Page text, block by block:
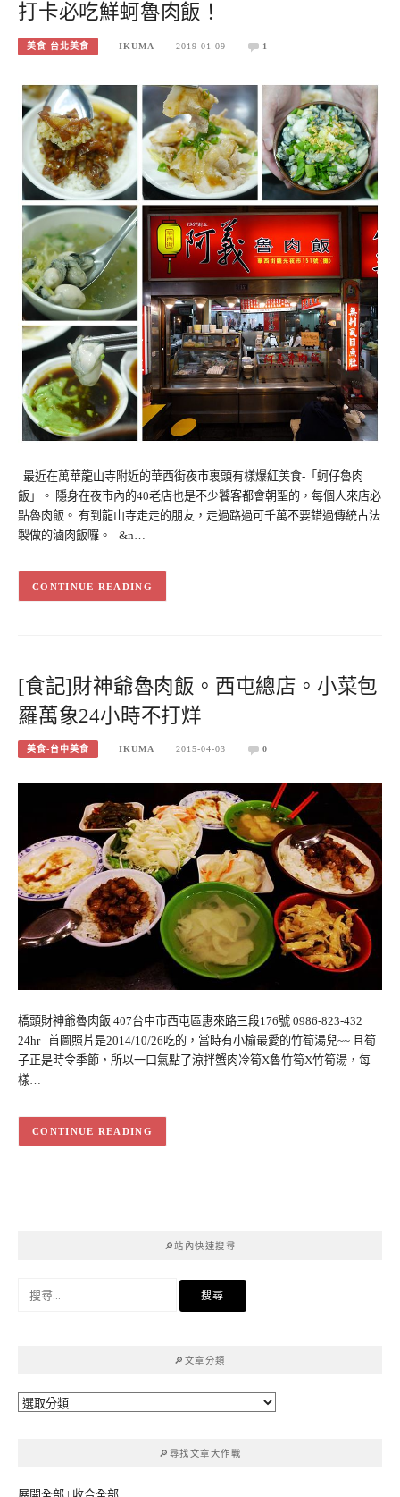
打卡必吃鮮蚵魯肉飯！
美食-台北美食 IKUMA 2019-01-09 1
最近在萬華龍山寺附近的華西街夜市裏頭有樣爆紅美食-「蚵仔魯肉
飯」。 隱身在夜市內的40老店也是不少饕客都會朝聖的，每個人來店必
點魯肉飯。 有到龍山寺走走的朋友，走過路過可千萬不要錯過傳統古法
製做的滷肉飯囉。 &n…
CONTINUE READING
[食記]財神爺魯肉飯。西屯總店。小菜包
羅萬象24小時不打烊
美食-台中美食 IKUMA 2015-04-03 0
橋頭財神爺魯肉飯 407台中市西屯區惠來路三段176號 0986-823-432
24hr 首圖照片是2014/10/26吃的，當時有小榆最愛的竹筍湯兒~~ 且筍
子正是時令季節，所以一口氣點了涼拌蟹肉冷筍X魯竹筍X竹筍湯，每
樣…
CONTINUE READING
🔎站內快速搜尋
🔎文章分類
🔎
🔎尋找文章大作戰